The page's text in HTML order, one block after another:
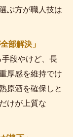
ぶ方が職人技は
部解決」
段やけど、長
厚感を維持でけ
原酒を確保しと
けが上質な